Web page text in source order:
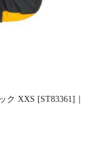
XXS [ST83361]｜